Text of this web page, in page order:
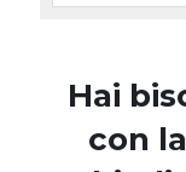
Hai
con